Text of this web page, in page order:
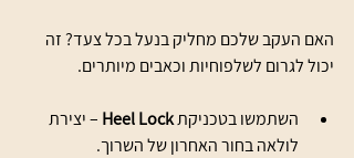
האם העקב שלכם מחליק בנעל בכל צעד? זה
יכול לגרום לשלפוחיות וכאבים מיותרים.
השתמשו בטכניקת Heel Lock – יצירת
לולאה בחור האחרון של השרוך.